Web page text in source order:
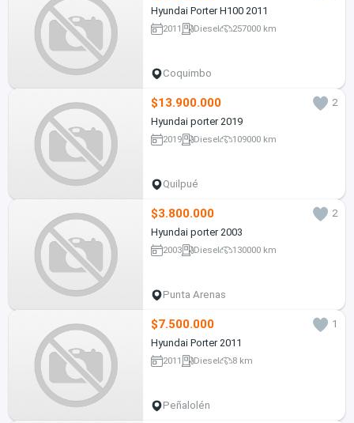
Hyundai Porter H100 2011
2011 Diesel 257000 km
Coquimbo
$13.900.000
2
Hyundai porter 2019
2019 Diesel 109000 km
Quilpué
$3.800.000
2
Hyundai porter 2003
2003 Diesel 130000 km
Punta Arenas
$7.500.000
1
Hyundai Porter 2011
2011 Diesel 8 km
Peñalolén